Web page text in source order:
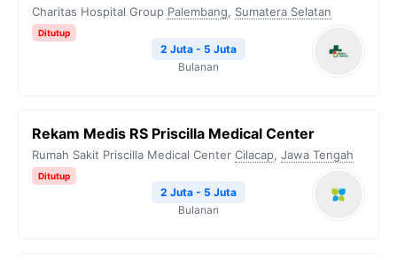
Charitas Hospital Group Palembang, Sumatera Selatan
Ditutup
2 Juta - 5 Juta
Bulanan
Rekam Medis RS Priscilla Medical Center
Rumah Sakit Priscilla Medical Center Cilacap, Jawa Tengah
Ditutup
2 Juta - 5 Juta
Bulanan